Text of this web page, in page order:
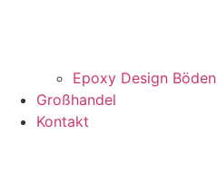
Epoxy Design Böden
Großhandel
Kontakt